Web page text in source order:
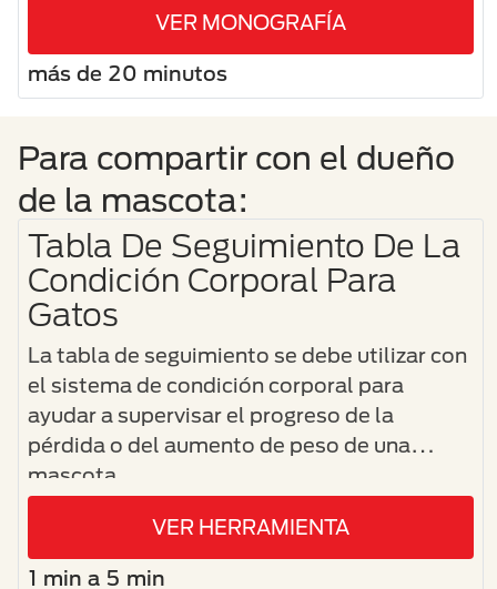
VER MONOGRAFÍA
más de 20 minutos
Para compartir con el dueño
de la mascota:
Tabla De Seguimiento De La
Condición Corporal Para
Gatos
La tabla de seguimiento se debe utilizar con
el sistema de condición corporal para
ayudar a supervisar el progreso de la
pérdida o del aumento de peso de una
mascota.
VER HERRAMIENTA
1 min a 5 min